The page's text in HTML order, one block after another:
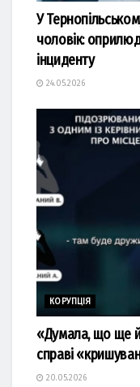
У
чоловік:
інциденту
24.05.2026
КОРУПЦІЯ
«Думала, що ще й
справі
20.05.2026